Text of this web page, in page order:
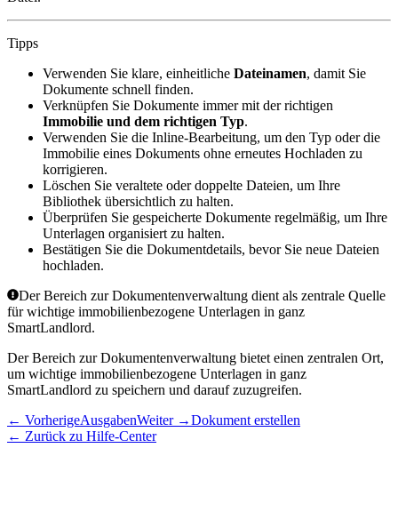
Tipps
Verwenden Sie klare, einheitliche Dateinamen, damit Sie
Dokumente schnell finden.
Verknüpfen Sie Dokumente immer mit der richtigen
Immobilie und dem richtigen Typ.
Verwenden Sie die Inline-Bearbeitung, um den Typ oder die
Immobilie eines Dokuments ohne erneutes Hochladen zu
korrigieren.
Löschen Sie veraltete oder doppelte Dateien, um Ihre
Bibliothek übersichtlich zu halten.
Überprüfen Sie gespeicherte Dokumente regelmäßig, um Ihre
Unterlagen organisiert zu halten.
Bestätigen Sie die Dokumentdetails, bevor Sie neue Dateien
hochladen.
Der Bereich zur Dokumentenverwaltung dient als zentrale Quelle
für wichtige immobilienbezogene Unterlagen in ganz
SmartLandlord.
Der Bereich zur Dokumentenverwaltung bietet einen zentralen Ort,
um wichtige immobilienbezogene Unterlagen in ganz
SmartLandlord zu speichern und darauf zuzugreifen.
← VorherigeAusgabenWeiter→Dokument erstellen
← Zurück zu Hilfe-Center